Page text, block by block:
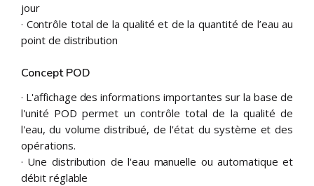
jour
· Contrôle total de la qualité et de la quantité de l’eau au
point de distribution
Concept POD
· L'affichage des informations importantes sur la base de
l'unité POD permet un contrôle total de la qualité de
l'eau, du volume distribué, de l'état du système et des
opérations.
· Une distribution de l'eau manuelle ou automatique et
débit réglable